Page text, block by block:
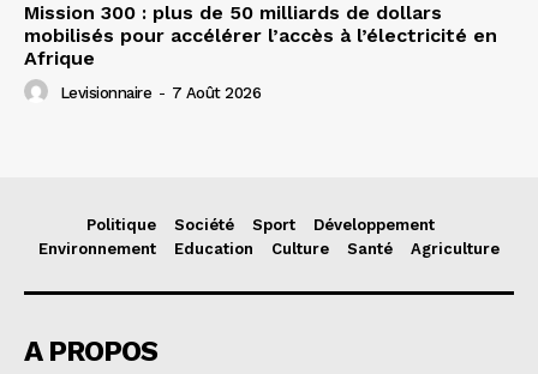
Mission 300 : plus de 50 milliards de dollars
mobilisés pour accélérer l’accès à l’électricité en
Afrique
Levisionnaire - 7 Août 2026
Politique Société Sport
Développement
Environnement
Education Culture Santé Agriculture
A PROPOS